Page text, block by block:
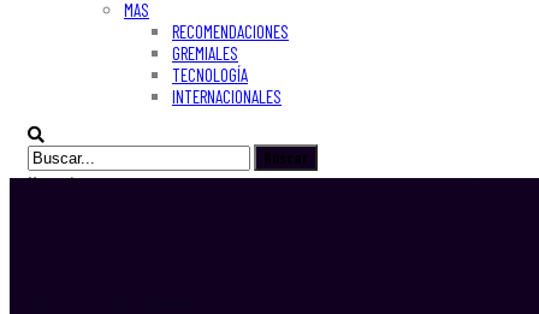
MAS
RECOMENDACIONES
GREMIALES
TECNOLOGÍA
INTERNACIONALES
Mensajes